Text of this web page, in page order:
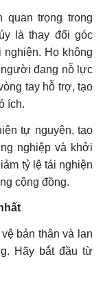
quan trọng trong
là thay đổi góc
Họ không
đang nỗ lực
tay hỗ trợ, tạo
ích.
tự nguyện, tạo
nghiệp và khởi
tỷ lệ tái nghiện
cộng đồng.
bản thân và lan
Hãy bắt đầu từ